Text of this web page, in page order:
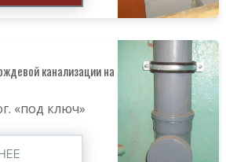
канализации на
«под ключ»